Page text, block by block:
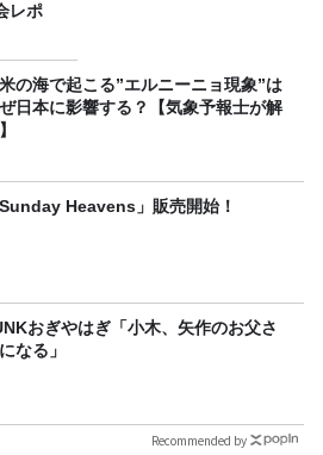
レポ
の海で起こる”エルニーニョ現象”は
日本に影響する？【気象予報士が解
Sunday Heavens」販売開始！
おぎやはぎ「小木、矢作のお父さ
なる」
Recommended by